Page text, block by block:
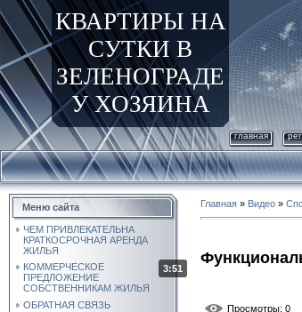
КВАРТИРЫ НА
СУТКИ В
ЗЕЛЕНОГРАДЕ
У ХОЗЯИНА
главная
Меню сайта
ЧЕМ ПРИВЛЕКАТЕЛЬНА
КРАТКОСРОЧНАЯ АРЕНДА
ЖИЛЬЯ
КОММЕРЧЕСКОЕ
ПРЕДЛОЖЕНИЕ
СОБСТВЕННИКАМ ЖИЛЬЯ
ОБРАТНАЯ СВЯЗЬ
Главная » Видео »
3:51
Просмотры: 0